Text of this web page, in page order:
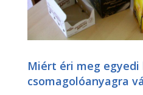
Miért éri meg
csomagolóanyagra